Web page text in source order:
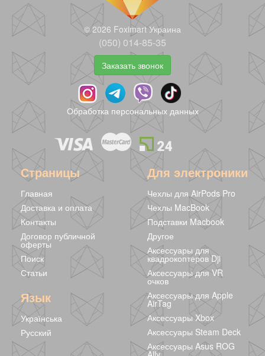
Серьги
розовые
275 грн 195 грн
Серьги
винтажные
черные
245 грн
Белые серьги
239 грн
139 грн
Silver
233 грн
© 2026 Foximart Украина
(050) 014-85-35
Заказать звонок
Обработка персональных данных
Страницы
Главная
Доставка и оплата
Контакты
Договор публичной
оферты
Поиск
Статьи
Язык
Українська
Русский
Для электроники
Чехлы для AirPods Pro
Чехлы MacBook
Подставки Macbook
Другое
Аксессуары для
квадрокоптеров Dji
Аксессуары для VR
очков
Аксессуары для Apple
AirTag
Аксессуары Xbox
Аксессуары Steam Deck
Аксессуары Asus ROG